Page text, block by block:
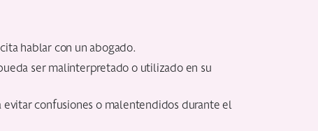
hablar con un abogado.
ser malinterpretado o utilizado en su
confusiones o malentendidos durante el